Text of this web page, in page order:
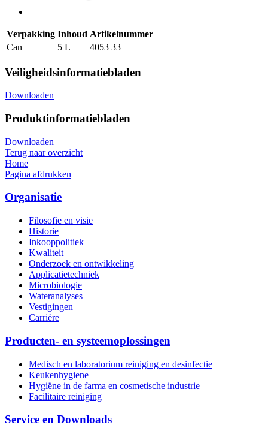
Verpakking Inhoud Artikelnummer
Can
5 L 4053 33
Veiligheidsinformatiebladen
Downloaden
Produktinformatiebladen
Downloaden
Terug naar overzicht
Home
Pagina afdrukken
Organisatie
Filosofie en visie
Historie
Inkooppolitiek
Kwaliteit
Onderzoek en ontwikkeling
Applicatietechniek
Microbiologie
Wateranalyses
Vestigingen
Carrière
Producten- en systeemoplossingen
Medisch en laboratorium reiniging en desinfectie
Keukenhygiene
Hygiëne in de farma en cosmetische industrie
Facilitaire reiniging
Service en Downloads